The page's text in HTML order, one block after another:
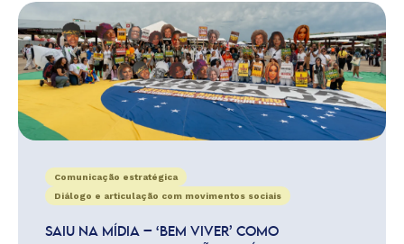
Comunicação estratégica
Diálogo e articulação com movimentos sociais
SAIU NA MÍDIA – ‘BEM VIVER’ COMO